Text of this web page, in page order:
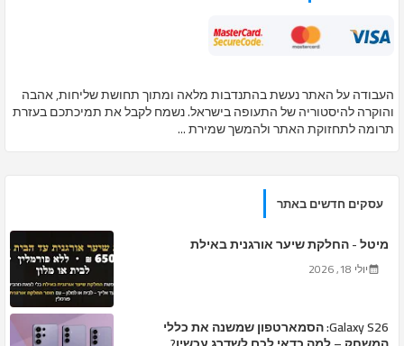
העבודה על האתר נעשת בהתנדבות מלאה ומתוך תחושת שליחות, אהבה
והוקרה להיסטוריה של התעופה בישראל. נשמח לקבל את תמיכתכם בעזרת
תרומה לתחזוקת האתר ולהמשך שמירת ...
עסקים חדשים באתר
מיטל - החלקת שיער אורגנית באילת
יולי 18, 2026
Galaxy S26: הסמארטפון שמשנה את כללי